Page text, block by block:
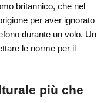
britannico, che nel
per aver ignorato
durante un volo. Un
le norme per il
più che